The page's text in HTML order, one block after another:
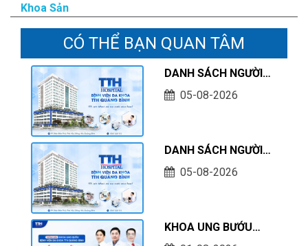
Khoa Sản
CÓ THỂ BẠN QUAN TÂM
DANH SÁCH NGƯỜI
HOÀN THÀNH THỰC
05-08-2026
DANH SÁCH NGƯỜI
THỰC HÀNH KHÁM
05-08-2026
KHOA UNG BƯỚU